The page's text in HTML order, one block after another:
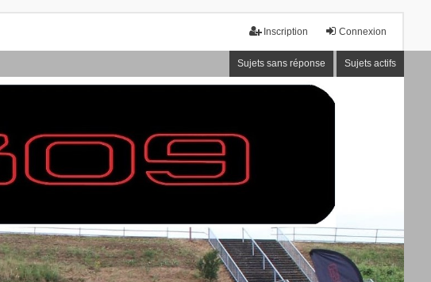
Connexion
Inscription
Sujets sans réponse Sujets actifs